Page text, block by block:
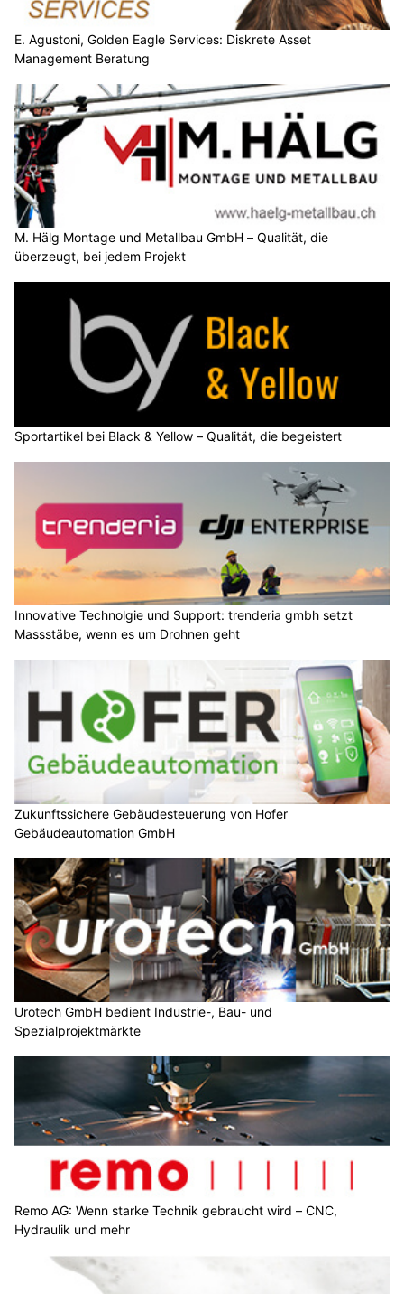
E. Agustoni, Golden Eagle Services: Diskrete Asset
Management Beratung
M. Hälg Montage und Metallbau GmbH – Qualität, die
überzeugt, bei jedem Projekt
Sportartikel bei Black & Yellow – Qualität, die begeistert
Innovative Technolgie und Support: trenderia gmbh setzt
Massstäbe, wenn es um Drohnen geht
Zukunftssichere Gebäudesteuerung von Hofer
Gebäudeautomation GmbH
Urotech GmbH bedient Industrie-, Bau- und
Spezialprojektmärkte
Remo AG: Wenn starke Technik gebraucht wird – CNC,
Hydraulik und mehr